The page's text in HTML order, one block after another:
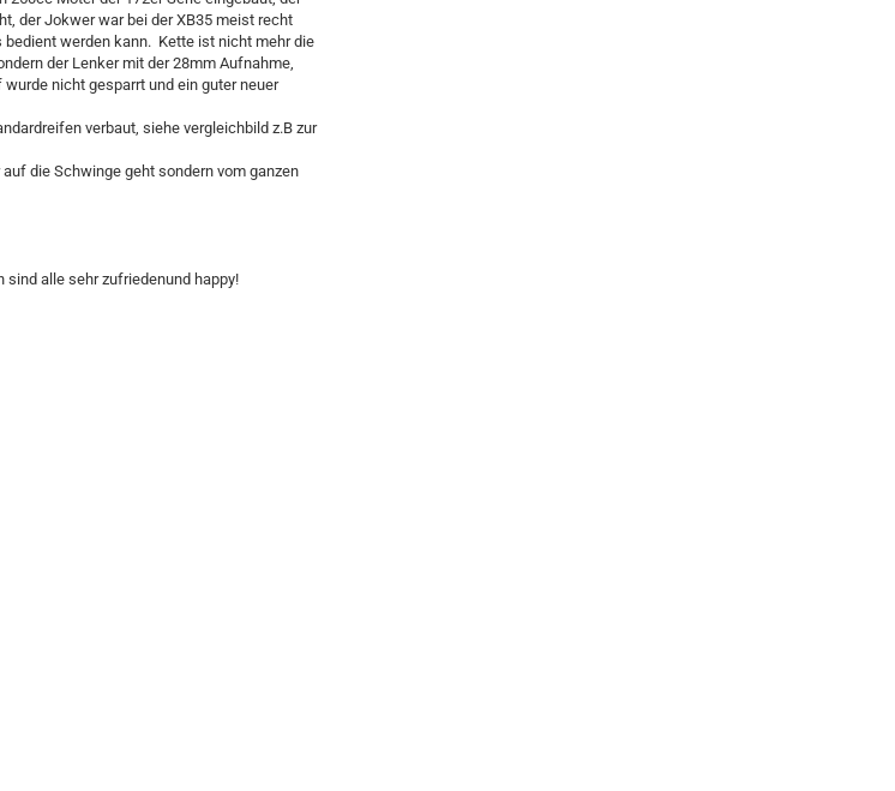
der Jokwer war bei der XB35 meist recht
werden kann. Kette ist nicht mehr die
der Lenker mit der 28mm Aufnahme,
nicht gesparrt und ein guter neuer
verbaut, siehe vergleichbild z.B zur
die Schwinge geht sondern vom ganzen
sind alle sehr zufriedenund happy!